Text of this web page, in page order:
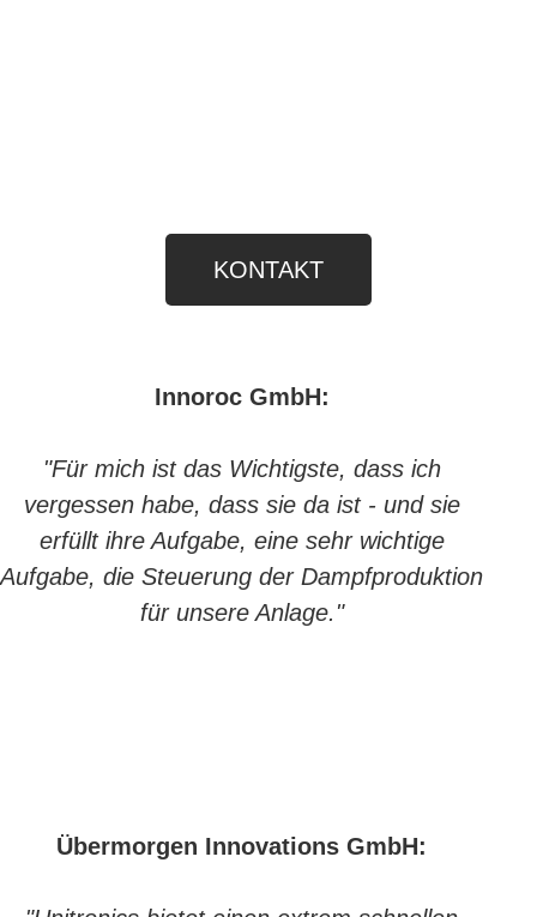
KONTAKT
Innoroc GmbH:
"Für mich ist das Wichtigste, dass ich
vergessen habe, dass sie da ist - und sie
erfüllt ihre Aufgabe, eine sehr wichtige
Aufgabe, die Steuerung der Dampfproduktion
für unsere Anlage."
Übermorgen Innovations GmbH: